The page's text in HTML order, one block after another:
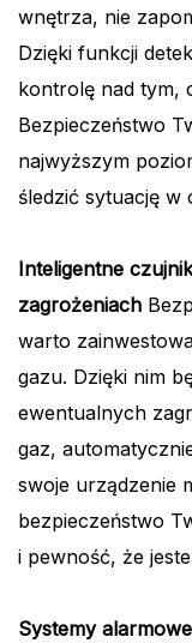
wnętrza, nie
Dzięki funkcji
kontrolę nad tym,
Bezpieczeństwo
najwyższym
śledzić sytuację w
Inteligentne
zagrożeniach
warto
gazu. Dzięki nim
ewentualnych
gaz,
swoje urządzenie
bezpieczeństwo
i pewność, że
Systemy